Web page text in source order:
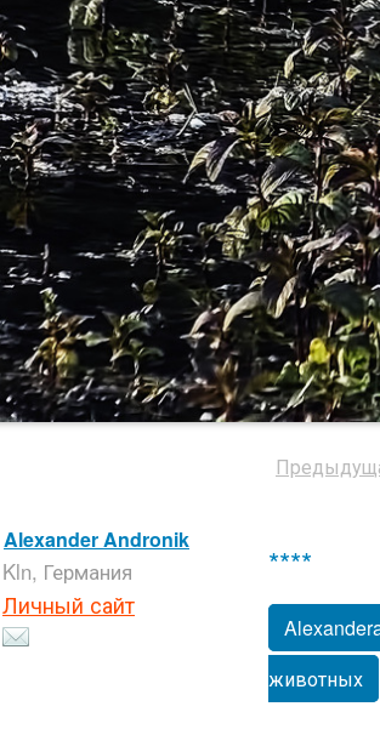
Alexander Andronik
Kln, Германия
Личный сайт
****
животных